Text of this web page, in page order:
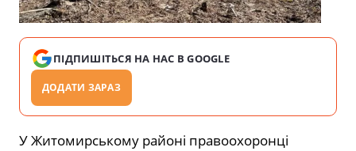
ПІДПИШІТЬСЯ НА НАС В GOOGLE
ДОДАТИ ЗАРАЗ
УЖитомирському районі правоохоронці